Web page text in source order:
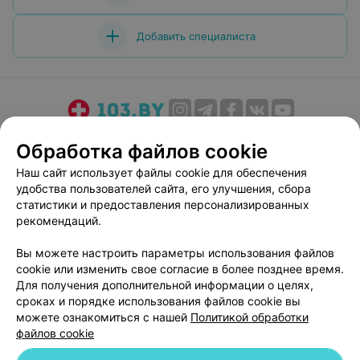
Добавить специалиста
Медицинский маркетинг
Публичный договор
Пользовательское соглашение
Способы оплаты
Вакансии
Партнеры
Написать руководителю 103.by
Персональные настройки cookie
Обработка персональных данных
Обработка файлов cookie
Наш сайт использует файлы cookie для обеспечения
удобства пользователей сайта, его улучшения, сбора
статистики и предоставления персонализированных
рекомендаций.
Вы можете настроить параметры использования файлов
cookie или изменить свое согласие в более позднее время.
Для получения дополнительной информации о целях,
сроках и порядке использования файлов cookie вы
можете ознакомиться с нашей Политикой обработки
файлов cookie